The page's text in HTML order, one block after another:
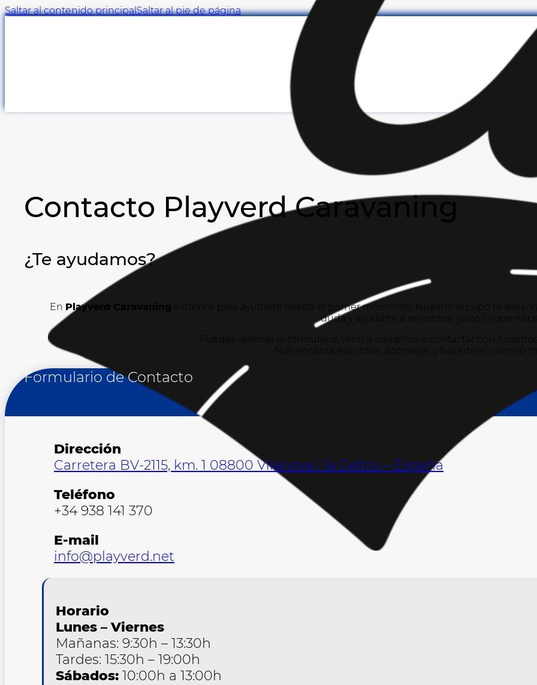
Saltar al contenido principalSaltar al pie de página
Contacto Playverd Caravaning
¿Te ayudamos?
En Playverd Caravaning
estamos para ayudarte desde el primer momento. Nuestro equipo te
duda y ayudarte a encontrar justo lo que
Puedes rellenar el formulario, venir a visitarnos o contactar con
Formulario de Contacto
Dirección
Carretera BV-2115, km. 1 08800 Vilanova i la Geltrú – España
Teléfono
+34 938 141 370
E-mail
info@playverd.net
Horario
Lunes – Viernes
Mañanas: 9:30h – 13:30h
Tardes: 15:30h – 19:00h
Sábados: 10:00h a 13:00h